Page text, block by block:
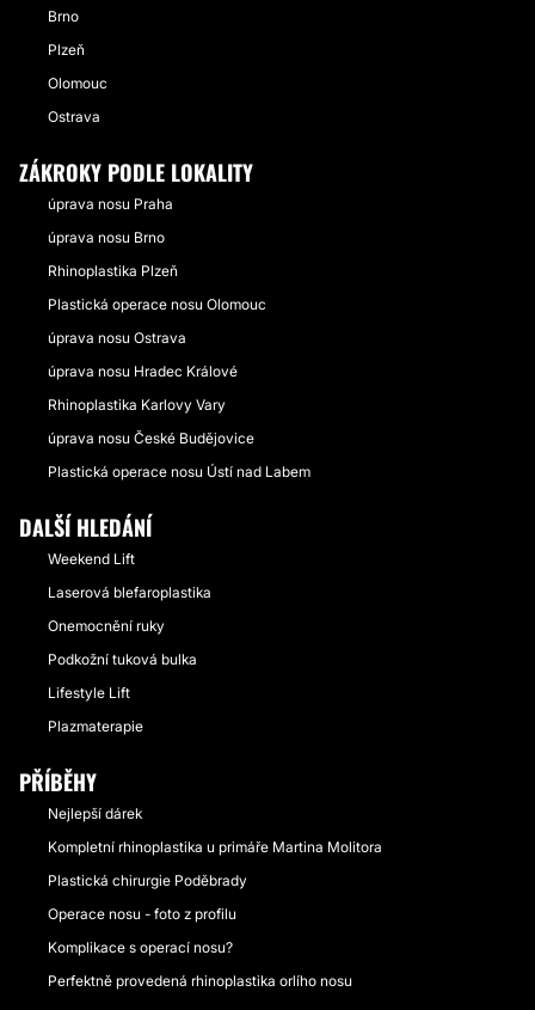
Brno
Plzeň
Olomouc
Ostrava
ZÁKROKY PODLE LOKALITY
úprava nosu Praha
úprava nosu Brno
Rhinoplastika Plzeň
Plastická operace nosu Olomouc
úprava nosu Ostrava
úprava nosu Hradec Králové
Rhinoplastika Karlovy Vary
úprava nosu České Budějovice
Plastická operace nosu Ústí nad Labem
DALŠÍ HLEDÁNÍ
Weekend Lift
Laserová blefaroplastika
Onemocnění ruky
Podkožní tuková bulka
Lifestyle Lift
Plazmaterapie
PŘÍBĚHY
Nejlepší dárek
Kompletní rhinoplastika u primáře Martina Molitora
Plastická chirurgie Poděbrady
Operace nosu - foto z profilu
Komplikace s operací nosu?
Perfektně provedená rhinoplastika orlího nosu